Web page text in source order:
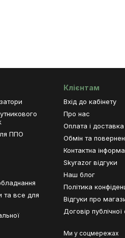
ППО
та все для
Клієнтам
Вхід до кабінету
Про нас
Оплата і доставка
Обмін та
Контактна
Skyrazor відгуки
Наш блог
Політика
Відгуки про
Договір
Ми у соцмережах